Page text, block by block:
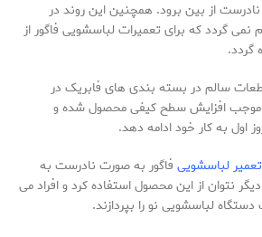
از بین برود. همچنین این روند در
گردد که برای تعمیرات لباسشویی فاگور از
گردد.
قطعات سالم در بسته بندی های فابریک در
موجب افزایش سطح کیفی محصول شده و
اول به کار خود ادامه دهد.
تعمیر لباسشویی فاگور به صورت نادرست به
نتوان از این محصول استفاده کرد و افراد می
لباسشویی نو را بپردازند.